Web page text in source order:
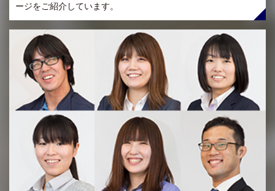
ージをご紹介しています。